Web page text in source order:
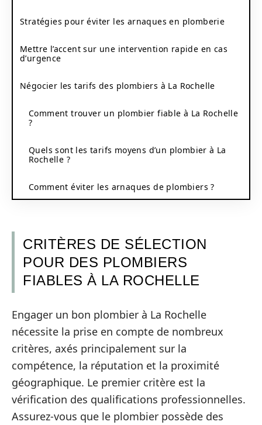
Stratégies pour éviter les arnaques en plomberie
Mettre l’accent sur une intervention rapide en cas
d’urgence
Négocier les tarifs des plombiers à La Rochelle
Comment trouver un plombier fiable à La Rochelle
?
Quels sont les tarifs moyens d’un plombier à La
Rochelle ?
Comment éviter les arnaques de plombiers ?
CRITÈRES DE SÉLECTION
POUR DES PLOMBIERS
FIABLES À LA ROCHELLE
Engager un bon plombier à La Rochelle
nécessite la prise en compte de nombreux
critères, axés principalement sur la
compétence, la réputation et la proximité
géographique. Le premier critère est la
vérification des qualifications professionnelles.
Assurez-vous que le plombier possède des